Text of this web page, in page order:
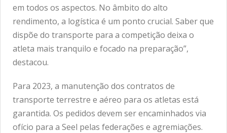
em todos os aspectos. No âmbito do alto
rendimento, a logística é um ponto crucial. Saber que
dispõe do transporte para a competição deixa o
atleta mais tranquilo e focado na preparação”,
destacou.
Para 2023, a manutenção dos contratos de
transporte terrestre e aéreo para os atletas está
garantida. Os pedidos devem ser encaminhados via
ofício para a Seel pelas federações e agremiações.